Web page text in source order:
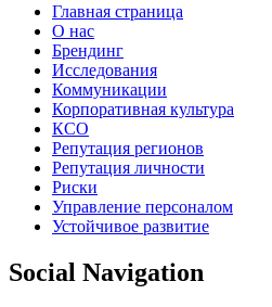
Главная страница
О нас
Брендинг
Исследования
Коммуникации
Корпоративная культура
КСО
Репутация регионов
Репутация личности
Риски
Управление персоналом
Устойчивое развитие
Social Navigation